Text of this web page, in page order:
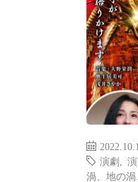
演劇
渦、地の渦